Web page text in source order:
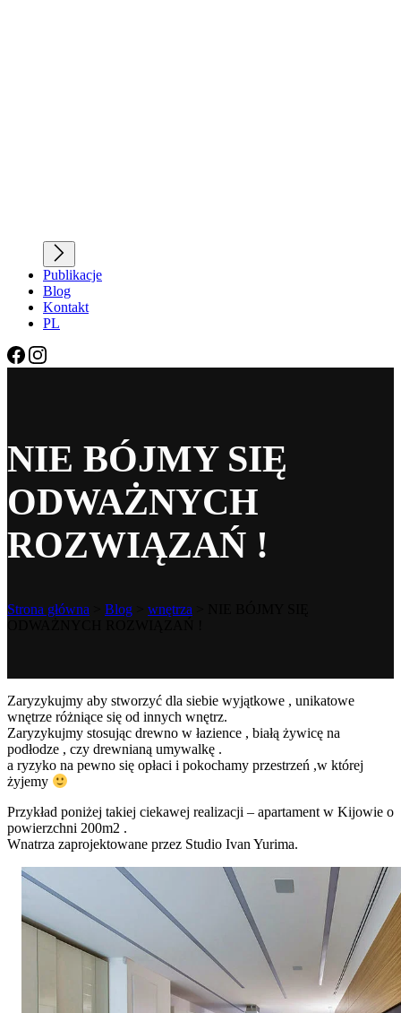
Publikacje
Blog
Kontakt
PL
NIE BÓJMY SIĘ
ODWAŻNYCH
ROZWIĄZAŃ !
Strona główna Blog wnętrza
Zaryzykujmy aby stworzyć dla siebie wyjątkowe , unikatowe
wnętrze różniące się od innych wnętrz.
Zaryzykujmy stosując drewno w łazience , białą żywicę na
podłodze , czy drewnianą umywalkę .
a ryzyko na pewno się opłaci i pokochamy przestrzeń ,w której
żyjemy
Przykład poniżej takiej ciekawej realizacji – apartament w Kijowie o
powierzchni 200m2 .
Wnatrza zaprojektowane przez Studio Ivan Yurima.